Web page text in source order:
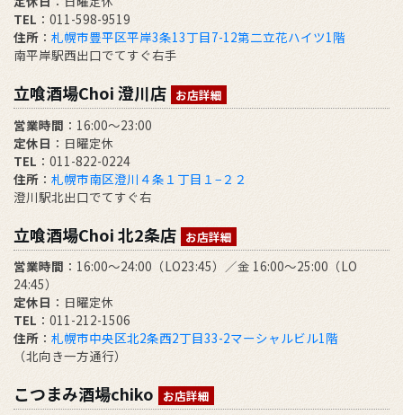
TEL ：011-598-9519
住所 ： 札幌市豊平区平岸3条13丁目7-12第二立花ハイツ1階
南平岸駅西出口でてすぐ右手
立喰酒場Choi 澄川店 お店詳細
営業時間 ：16:00～23:00
定休日 ：日曜定休
TEL ：011-822-0224
住所 ： 札幌市南区澄川４条１丁目１−２２
澄川駅北出口でてすぐ右
立喰酒場Choi 北2条店 お店詳細
営業時間 ：16:00～24:00（LO23:45）／金 16:00～25:00（LO
24:45）
定休日 ：日曜定休
TEL ：011-212-1506
住所 ： 札幌市中央区北2条西2丁目33-2マーシャルビル1階
（北向き一方通行）
こつまみ酒場chiko お店詳細